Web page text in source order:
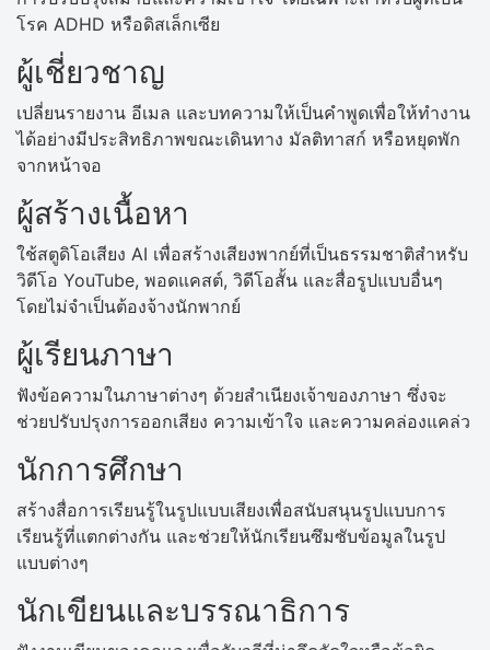
โรค ADHD หรือดิสเล็กเซีย
ผู้เชี่ยวชาญ
เปลี่ยนรายงาน อีเมล และบทความให้เป็นคำพูดเพื่อให้ทำงาน
ได้อย่างมีประสิทธิภาพขณะเดินทาง มัลติทาสก์ หรือหยุดพัก
จากหน้าจอ
ผู้สร้างเนื้อหา
ใช้สตูดิโอเสียง AI เพื่อสร้างเสียงพากย์ที่เป็นธรรมชาติสำหรับ
วิดีโอ YouTube, พอดแคสต์, วิดีโอสั้น และสื่อรูปแบบอื่นๆ
โดยไม่จำเป็นต้องจ้างนักพากย์
ผู้เรียนภาษา
ฟังข้อความในภาษาต่างๆ ด้วยสำเนียงเจ้าของภาษา ซึ่งจะ
ช่วยปรับปรุงการออกเสียง ความเข้าใจ และความคล่องแคล่ว
นักการศึกษา
สร้างสื่อการเรียนรู้ในรูปแบบเสียงเพื่อสนับสนุนรูปแบบการ
เรียนรู้ที่แตกต่างกัน และช่วยให้นักเรียนซึมซับข้อมูลในรูป
แบบต่างๆ
นักเขียนและบรรณาธิการ